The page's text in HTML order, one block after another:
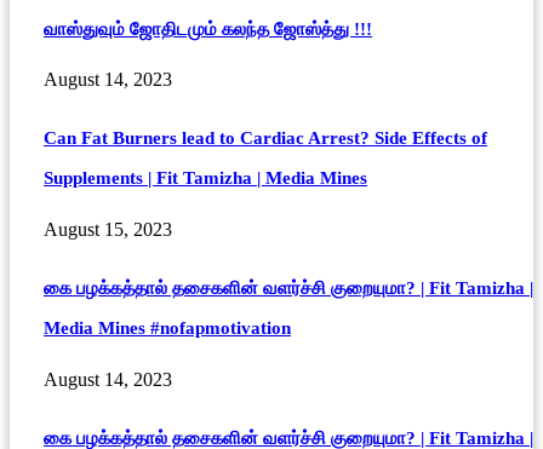
வாஸ்துவும் ஜோதிடமும் கலந்த ஜோஸ்த்து !!!
August 14, 2023
Can Fat Burners lead to Cardiac Arrest? Side Effects of
Supplements | Fit Tamizha | Media Mines
August 15, 2023
கை பழக்கத்தால் தசைகளின் வளர்ச்சி குறையுமா? | Fit Tamizha |
Media Mines #nofapmotivation
August 14, 2023
கை பழக்கத்தால் தசைகளின் வளர்ச்சி குறையுமா? | Fit Tamizha |